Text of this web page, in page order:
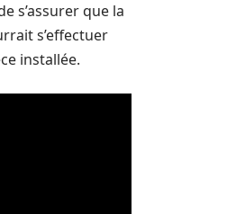
s’assurer que la
s’effectuer
installée.